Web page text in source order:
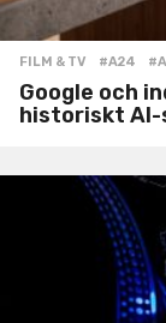
FILM & TV #A24 ,
Google och
historiskt